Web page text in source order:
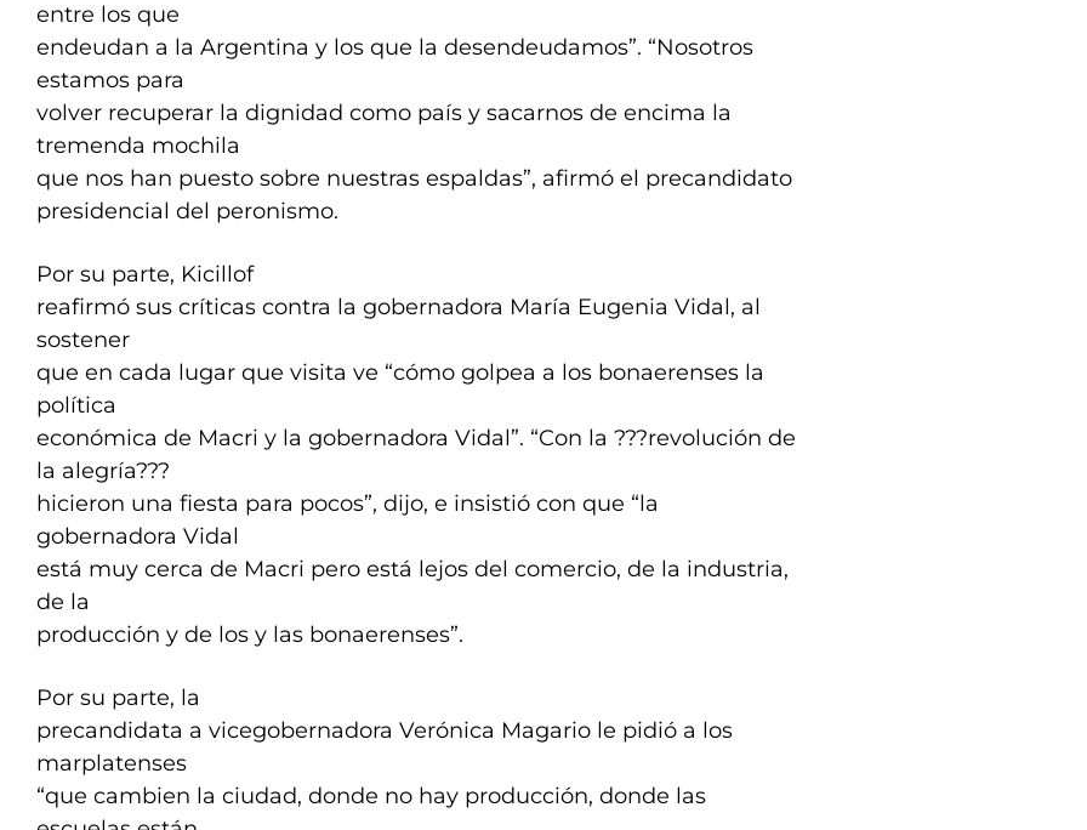
entre los que
endeudan a la Argentina y los que la desendeudamos”. “Nosotros
estamos para
volver recuperar la dignidad como país y sacarnos de encima la
tremenda mochila
que nos han puesto sobre nuestras espaldas”, afirmó el precandidato
presidencial del peronismo.
Por su parte, Kicillof
reafirmó sus críticas contra la gobernadora María Eugenia Vidal, al
sostener
que en cada lugar que visita ve “cómo golpea a los bonaerenses la
política
económica de Macri y la gobernadora Vidal”. “Con la ???revolución de
la alegría???
hicieron una fiesta para pocos”, dijo, e insistió con que “la
gobernadora Vidal
está muy cerca de Macri pero está lejos del comercio, de la industria,
de la
producción y de los y las bonaerenses”.
Por su parte, la
precandidata a vicegobernadora Verónica Magario le pidió a los
marplatenses
“que cambien la ciudad, donde no hay producción, donde las